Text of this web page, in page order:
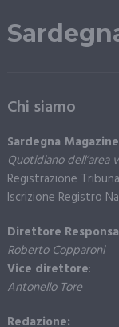
Chi siamo
Sardegna Magazine
Quotidiano dell’area
Registrazione
Iscrizione Registro
Direttore
Roberto Copparoni
Vice direttore:
Antonello Tore
Redazione: